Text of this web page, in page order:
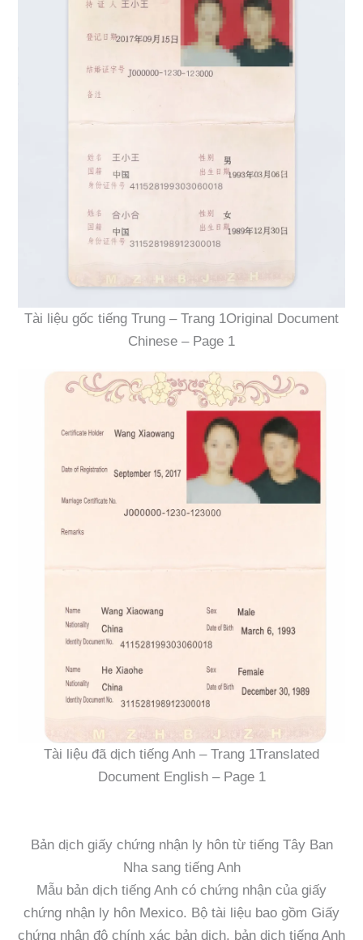
Tài liệu gốc tiếng Trung – Trang 1Original Document
Chinese – Page 1
Tài liệu đã dịch tiếng Anh – Trang 1Translated
Document English – Page 1
Bản dịch giấy chứng nhận ly hôn từ tiếng Tây Ban
Nha sang tiếng Anh
Mẫu bản dịch tiếng Anh có chứng nhận của giấy
chứng nhận ly hôn Mexico. Bộ tài liệu bao gồm Giấy
chứng nhận độ chính xác bản dịch, bản dịch tiếng Anh